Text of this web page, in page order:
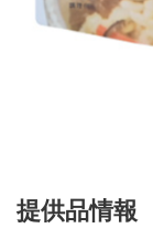
提供品情報